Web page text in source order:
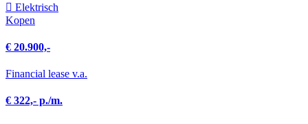
Elektrisch
Kopen
€ 20.900,-
Financial lease v.a.
€ 322,- p./m.